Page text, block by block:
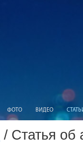
ФОТО ВИДЕО
/ Статья об